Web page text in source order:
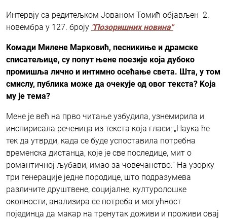
Интервју са редитељком Јованом Томић објављен 2.
новембра у 127. броју "Позоришних новина"
Kомади Милене Марковић, песникиње и драмске
списатељице, су попут њене поезије која дубоко
промишља лично и интимно осећање света. Шта, у том
смислу, публика може да очекује од овог текста? Kоја
му је тема?
Мене је већ на прво читање узбудила, узнемирила и
инспирисала реченица из текста која гласи: „Наука ће
тек да утврди, када се буде успоставила потребна
временска дистанца, које је све последице, мит о
романтичној љубави, имао за човечанство.” На узорку
три генерације једне породице, што подразумева
различите друштвене, социјалне, културолошке
околности, анализира се потреба и могућност
појединца да макар на тренутак доживи и проживи овај